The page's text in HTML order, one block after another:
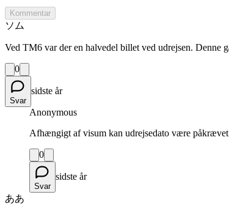
Kommentar
ソム
Ved TM6 var der en halvedel billet ved udrejsen. Denne
0
Svar
sidste år
Anonymous
Afhængigt af visum kan udrejsedato være
0
Svar
sidste år
ああ